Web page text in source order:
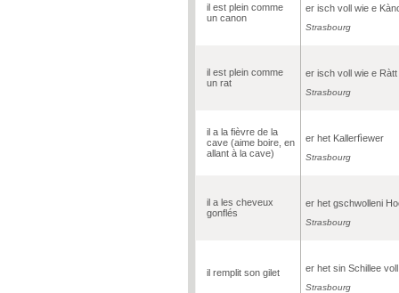
il est plein comme
un canon
er isch voll wie e
Strasbourg
il est plein comme
un rat
er isch voll wie e Ràtt
Strasbourg
il a la fièvre de la
cave (aime boire, en
allant à la cave)
er het Kallerfìewer
Strasbourg
il a les cheveux
gonflés
er het gschwolleni
Strasbourg
il remplit son gilet er het sin Schillee voll
Strasbourg